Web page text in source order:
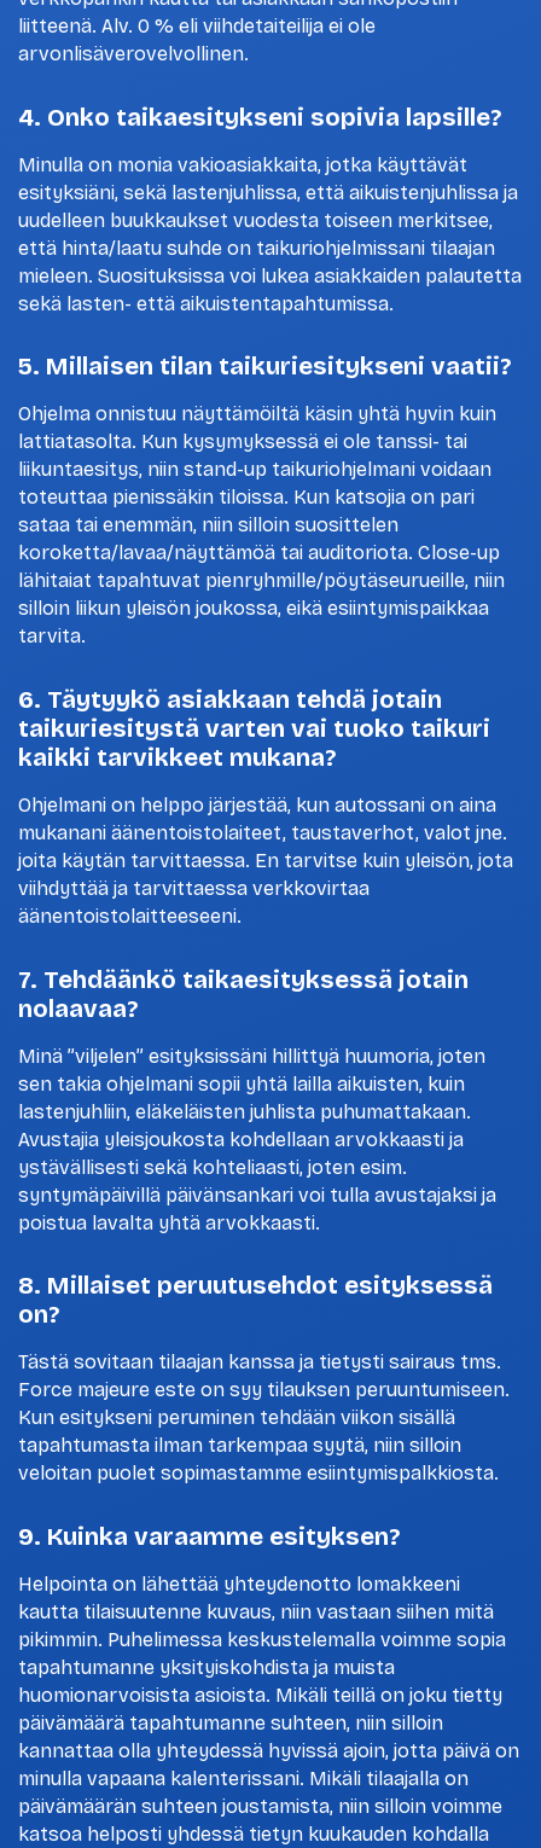
liitteenä. Alv. 0 % eli viihdetaiteilija ei ole
arvonlisäverovelvollinen.
4. Onko taikaesitykseni sopivia lapsille?
Minulla on monia vakioasiakkaita, jotka käyttävät
esityksiäni, sekä lastenjuhlissa, että aikuistenjuhlissa ja
uudelleen buukkaukset vuodesta toiseen merkitsee,
että hinta/laatu suhde on taikuriohjelmissani tilaajan
mieleen. Suosituksissa voi lukea asiakkaiden palautetta
sekä lasten- että aikuistentapahtumissa.
5. Millaisen tilan taikuriesitykseni vaatii?
Ohjelma onnistuu näyttämöiltä käsin yhtä hyvin kuin
lattiatasolta. Kun kysymyksessä ei ole tanssi- tai
liikuntaesitys, niin stand-up taikuriohjelmani voidaan
toteuttaa pienissäkin tiloissa. Kun katsojia on pari
sataa tai enemmän, niin silloin suosittelen
koroketta/lavaa/näyttämöä tai auditoriota. Close-up
lähitaiat tapahtuvat pienryhmille/pöytäseurueille, niin
silloin liikun yleisön joukossa, eikä esiintymispaikkaa
tarvita.
6. Täytyykö asiakkaan tehdä jotain
taikuriesitystä varten vai tuoko taikuri
kaikki tarvikkeet mukana?
Ohjelmani on helppo järjestää, kun autossani on aina
mukanani äänentoistolaiteet, taustaverhot, valot jne.
joita käytän tarvittaessa. En tarvitse kuin yleisön, jota
viihdyttää ja tarvittaessa verkkovirtaa
äänentoistolaitteeseeni.
7. Tehdäänkö taikaesityksessä jotain
nolaavaa?
Minä ”viljelen” esityksissäni hillittyä huumoria, joten
sen takia ohjelmani sopii yhtä lailla aikuisten, kuin
lastenjuhliin, eläkeläisten juhlista puhumattakaan.
Avustajia yleisjoukosta kohdellaan arvokkaasti ja
ystävällisesti sekä kohteliaasti, joten esim.
syntymäpäivillä päivänsankari voi tulla avustajaksi ja
poistua lavalta yhtä arvokkaasti.
8. Millaiset peruutusehdot esityksessä
on?
Tästä sovitaan tilaajan kanssa ja tietysti sairaus tms.
Force majeure este on syy tilauksen peruuntumiseen.
Kun esitykseni peruminen tehdään viikon sisällä
tapahtumasta ilman tarkempaa syytä, niin silloin
veloitan puolet sopimastamme esiintymispalkkiosta.
9. Kuinka varaamme esityksen?
Helpointa on lähettää yhteydenotto lomakkeeni
kautta tilaisuutenne kuvaus, niin vastaan siihen mitä
pikimmin. Puhelimessa keskustelemalla voimme sopia
tapahtumanne yksityiskohdista ja muista
huomionarvoisista asioista. Mikäli teillä on joku tietty
päivämäärä tapahtumanne suhteen, niin silloin
kannattaa olla yhteydessä hyvissä ajoin, jotta päivä on
minulla vapaana kalenterissani. Mikäli tilaajalla on
päivämäärän suhteen joustamista, niin silloin voimme
katsoa helposti yhdessä tietyn kuukauden kohdalla